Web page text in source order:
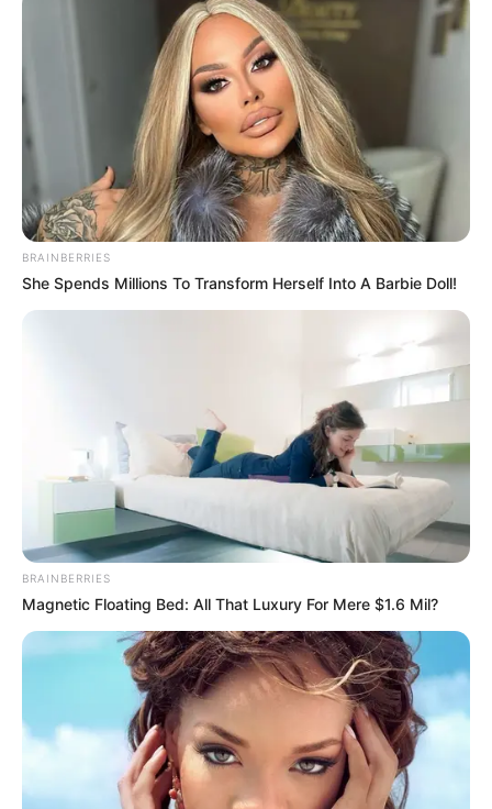
BRAINBERRIES
She Spends Millions To Transform Herself Into A Barbie Doll!
BRAINBERRIES
Magnetic Floating Bed: All That Luxury For Mere $1.6 Mil?